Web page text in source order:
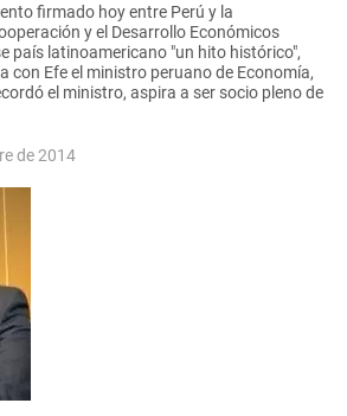
firmado hoy entre Perú y la
y el Desarrollo Económicos
país latinoamericano "un hito histórico",
con Efe el ministro peruano de Economía,
el ministro, aspira a ser socio pleno de
de 2014